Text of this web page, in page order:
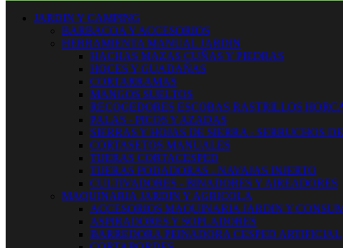
JARDIN Y CAMPING
BARBACOA Y ACCESORIOS
HERRAMIENTA MANUAL JARDIN
HACHAS MAZAS CUÑAS Y PIEDRAS
HOCES Y GUADAÑAS
CORTARRAMAS
MANGOS SUELTOS
RECOGEDORES ESCOBAS RASTRILLOS
PALAS - PICOS Y AZADAS
SIERRAS Y HOJAS DE SIERRA - SERRUCHOS
CORTASETOS MANUALES
TIJERAS CORTACESPED
TIJERAS PODADORAS - NAVAJAS INJERTO
CULTIVADORES - BINADORES Y AIREADORES
MAQUINARIA JARDIN Y AGRICOLA
ACCESORIOS MAQUINARIA JARDIN Y
ASPIRADORES Y SOPLADORES
BARREDORA PEINADORA CESPED ARTIFICIAL